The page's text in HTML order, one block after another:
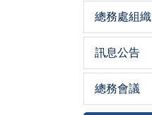
總務處組織
訊息公告
總務會議